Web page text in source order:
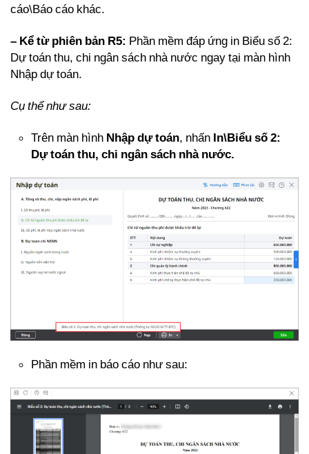
cáo\Báo cáo khác.
– Kể từ phiên bản R5: Phần mềm đáp ứng in Biểu số 2:
Dự toán thu, chi ngân sách nhà nước ngay tại màn hình
Nhập dự toán.
Cụ thể như sau:
Trên màn hình Nhập dự toán, nhấn In\Biểu số 2:
Dự toán thu, chi ngân sách nhà nước.
Phần mềm in báo cáo như sau: